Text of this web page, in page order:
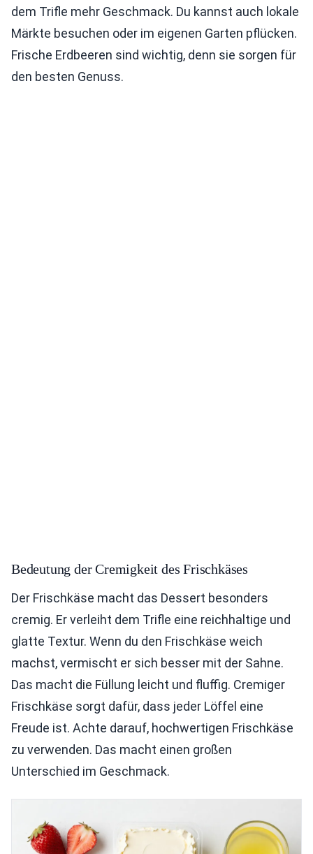
dem Trifle mehr Geschmack. Du kannst auch lokale
Märkte besuchen oder im eigenen Garten pflücken.
Frische Erdbeeren sind wichtig, denn sie sorgen für
den besten Genuss.
Bedeutung der Cremigkeit des Frischkäses
Der Frischkäse macht das Dessert besonders
cremig. Er verleiht dem Trifle eine reichhaltige und
glatte Textur. Wenn du den Frischkäse weich
machst, vermischt er sich besser mit der Sahne.
Das macht die Füllung leicht und fluffig. Cremiger
Frischkäse sorgt dafür, dass jeder Löffel eine
Freude ist. Achte darauf, hochwertigen Frischkäse
zu verwenden. Das macht einen großen
Unterschied im Geschmack.